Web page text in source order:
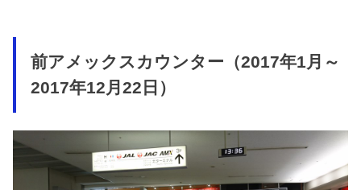
前アメックスカウンター（2017年1月～
2017年12月22日）